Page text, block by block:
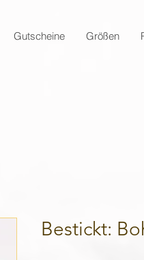
Gutscheine Größen
Bestickt: